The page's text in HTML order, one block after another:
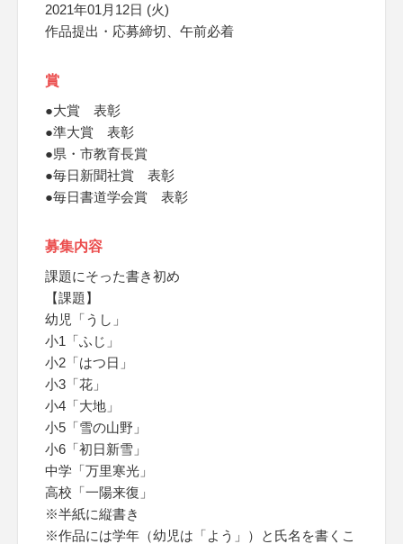
2021年01月12日 (火)
作品提出・応募締切、午前必着
賞
●大賞 表彰
●準大賞 表彰
●県・市教育長賞
●毎日新聞社賞 表彰
●毎日書道学会賞 表彰
募集内容
課題にそった書き初め
【課題】
幼児「うし」
小1「ふじ」
小2「はつ日」
小3「花」
小4「大地」
小5「雪の山野」
小6「初日新雪」
中学「万里寒光」
高校「一陽来復」
※半紙に縦書き
※作品には学年（幼児は「よう」）と氏名を書くこ